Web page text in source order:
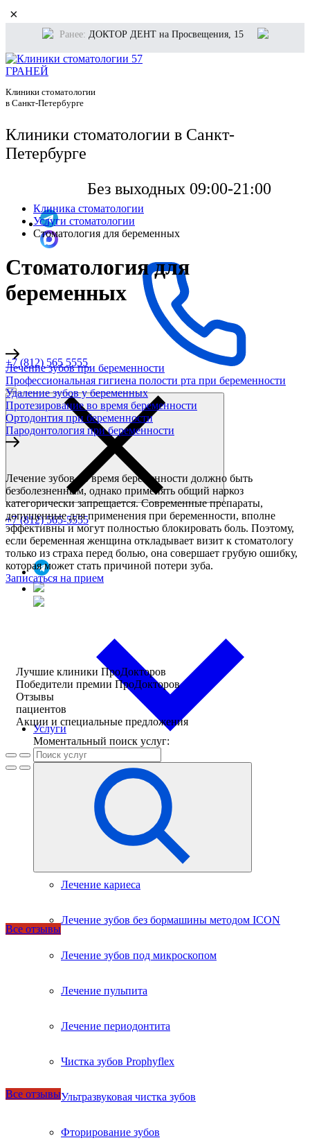
×
Ранее: ДОКТОР ДЕНТ на Просвещения, 15
Клиники стоматологии
в Санкт-Петербурге
Клиники стоматологии в Санкт-
Петербурге
Без выходных 09:00-21:00
+7 (812) 565 5555
+7 (812) 565-5555
Услуги
Моментальный поиск услуг:
Лечение кариеса
Лечение зубов без бормашины методом ICON
Лечение зубов под микроскопом
Лечение пульпита
Лечение периодонтита
Чистка зубов Prophyflex
Ультразвуковая чистка зубов
Фторирование зубов
Клиника стоматологии
Услуги стоматологии
Стоматология для беременных
Стоматология для
беременных
Лечение зубов при беременности
Профессиональная гигиена полости рта при беременности
Удаление зубов у беременных
Протезирование во время беременности
Ортодонтия при беременности
Пародонтология при беременности
Лечение зубов во время беременности должно быть
безболезненным, однако применять общий наркоз
категорически запрещается. Современные препараты,
допущенные для применения при беременности, вполне
эффективны и могут полностью блокировать боль. Поэтому,
если беременная женщина откладывает визит к стоматологу
только из страха перед болью, она совершает грубую ошибку,
которая может стать причиной потери зуба.
Записаться на прием
Лучшие клиники ПроДокторов
Победители премии ПроДокторов
Отзывы
пациентов
Акции и специальные предложения
Все отзывы
Все отзывы